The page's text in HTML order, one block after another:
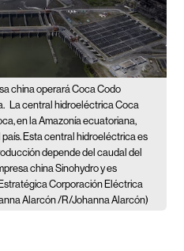
china operará Coca Codo
La central hidroeléctrica Coca
en la Amazonía ecuatoriana,
Esta central hidroeléctrica es
depende del caudal del
china Sinohydro y es
Corporación Eléctrica
Alarcón /R/Johanna Alarcón)